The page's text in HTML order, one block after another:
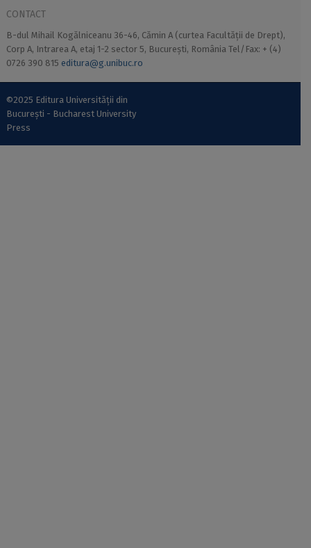
CONTACT
B-dul Mihail Kogălniceanu 36-46, Cămin A (curtea Facultății de Drept),
Corp A, Intrarea A, etaj 1-2 sector 5, București, România Tel/Fax: + (4)
0726 390 815 editura@g.unibuc.ro
©2025 Editura Universității din
București - Bucharest University
Press